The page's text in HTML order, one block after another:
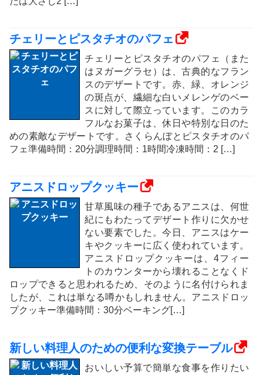
チェリーとピスタチオのパフェ
チェリーとピスタチオのパフェ（また
はヌガーグラセ）は、古典的なフラン
スのデザートです。赤、緑、オレンジ
の斑点が、繊細な白いメレンゲのベー
スに対して際立っています。このカラ
フルなお菓子は、休日や特別な日のた
めの素敵なデザートです。さくらんぼとピスタチオのパ
フェ準備時間：20分調理時間：1時間冷凍時間：2 […]
アニスドロップクッキー
甘草風味の種子であるアニスは、何世
紀にもわたってデザート作りに欠かせ
ない要素でした。今日、アニスはケー
キやクッキーに広く使われています。
アニスドロップクッキーは、4フィー
トのカウンターから壊れることなくド
ロップできると思われるため、そのように名付けられま
したが、これは単なる噂かもしれません。アニスドロッ
プクッキー準備時間：30分ベーキング[…]
新しい料理人のための便利な変換テーブル
おいしい予算で簡単な食事を作りたい